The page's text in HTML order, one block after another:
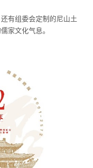
有组委会定制的尼山土
家文化气息。